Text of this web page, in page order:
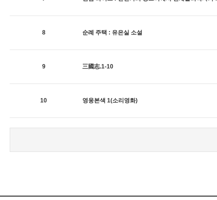
8 순례 주택 : 유은실 소설
9 三國志.1-10
10 영웅본색 1(소리영화)